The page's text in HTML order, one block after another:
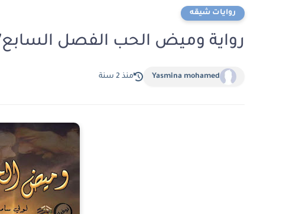
روايات شيقه
رواية وميض الحب الفصل السابع7 بقلم لولى سامى
Yasmina mohamed منذ 2 سنة